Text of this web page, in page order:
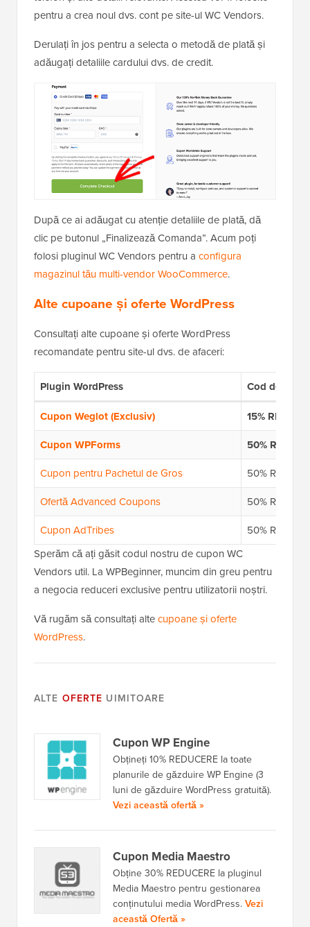
pentru a crea noul dvs. cont pe site-ul WC Vendors.
Derulați în jos pentru a selecta o metodă de plată și
adăugați detaliile cardului dvs. de credit.
După ce ai adăugat cu atenție detaliile de plată, dă
clic pe butonul „Finalizează Comanda”. Acum poți
folosi pluginul WC Vendors pentru a configura
magazinul tău multi-vendor WooCommerce.
Alte cupoane și oferte WordPress
Consultați alte cupoane și oferte WordPress
recomandate pentru site-ul dvs. de afaceri:
Plugin WordPress
Cod de
Cupon Weglot (Exclusiv)
15%
Cupon WPForms
50%
Cupon pentru Pachetul de Gros
50%
Ofertă Advanced Coupons
50%
Cupon AdTribes
50%
Sperăm că ați găsit codul nostru de cupon WC
Vendors util. La WPBeginner, muncim din greu pentru
a negocia reduceri exclusive pentru utilizatorii noștri.
Vă rugăm să consultați altecupoane și oferte
WordPress.
ALTE OFERTE UIMITOARE
Cupon WP Engine
Obțineți 10% REDUCERE la toate
planurile de găzduire WP Engine (3
luni de găzduire WordPress gratuită).
Vezi această ofertă »
Cupon Media Maestro
Obține 30% REDUCERE la pluginul
Media Maestro pentru gestionarea
conținutului media WordPress.Vezi
această Ofertă »